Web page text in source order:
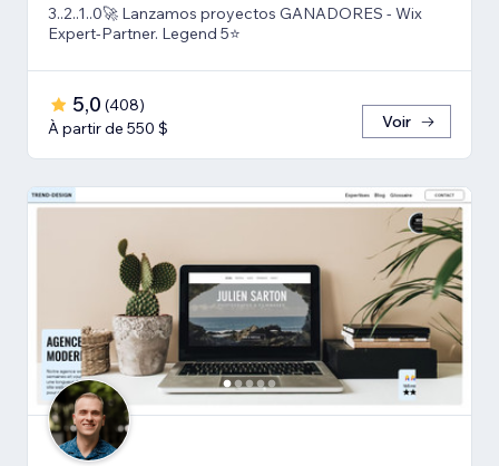
3..2..1..0🚀 Lanzamos proyectos GANADORES - Wix
Expert-Partner. Legend 5⭐️
5,0 (408)
À partir de 550 $
Voir